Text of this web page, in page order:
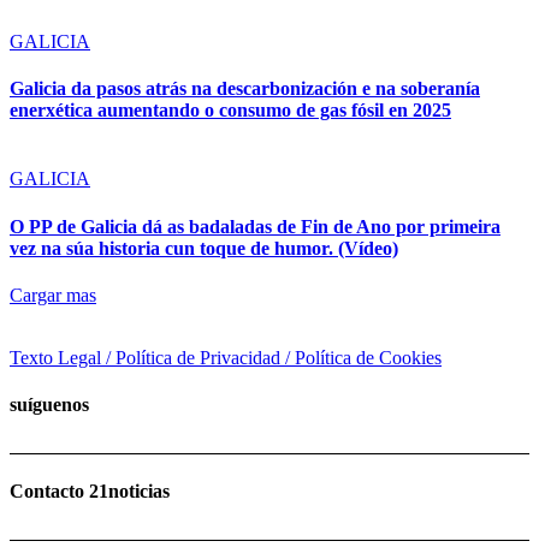
GALICIA
Galicia da pasos atrás na descarbonización e na soberanía
enerxética aumentando o consumo de gas fósil en 2025
GALICIA
O PP de Galicia dá as badaladas de Fin de Ano por primeira
vez na súa historia cun toque de humor. (Vídeo)
Cargar mas
Texto Legal / Política de Privacidad / Política de Cookies
suíguenos
Contacto 21noticias